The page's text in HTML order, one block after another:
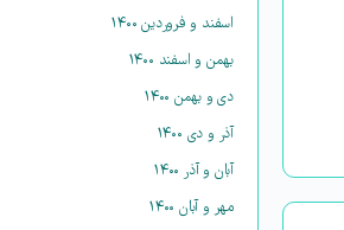
اسفند و فروردین ۱۴۰۰
بهمن و اسفند ۱۴۰۰
دی و بهمن ۱۴۰۰
آذر و دی ۱۴۰۰
آبان و آذر ۱۴۰۰
مهر و آبان ۱۴۰۰